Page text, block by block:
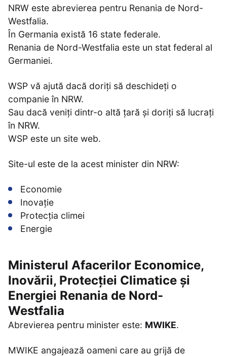
NRW este abrevierea pentru Renania de Nord-
Westfalia.
În Germania există 16 state federale.
Renania de Nord-Westfalia este un stat federal al
Germaniei.
WSP vă ajută dacă doriți să deschideți o
companie în NRW.
Sau dacă veniți dintr-o altă țară și doriți să lucrați
în NRW.
WSP este un site web.
Site-ul este de la acest minister din NRW:
Economie
Inovație
Protecția climei
Energie
Ministerul Afacerilor Economice,
Inovării, Protecției Climatice și
Energiei Renania de Nord-
Westfalia
Abrevierea pentru minister este: MWIKE.
MWIKE angajează oameni care au grijă de